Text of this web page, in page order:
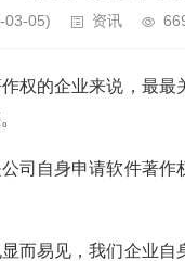
03-05) 资讯
权的企业来说，最
司自身申请软件著
而易见，我们企业